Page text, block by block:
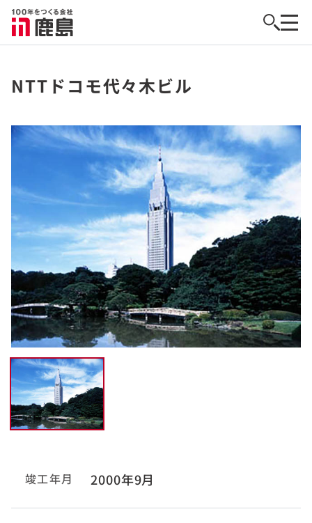
NTTドコモ代々木ビル
竣工年月 2000年9月